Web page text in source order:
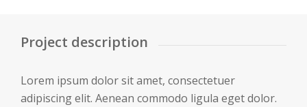
Project description
Lorem ipsum dolor sit amet, consectetuer
adipiscing elit. Aenean commodo ligula eget dolor.